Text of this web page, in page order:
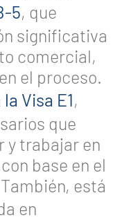
5, que
significativa
comercial,
el proceso.
la Visa E1,
que
y trabajar en
base en el
está
en